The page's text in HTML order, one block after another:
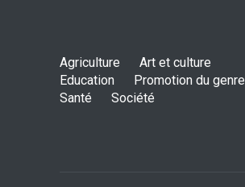
Agriculture
Art et culture
Education
Promotion du genre
Santé
Société